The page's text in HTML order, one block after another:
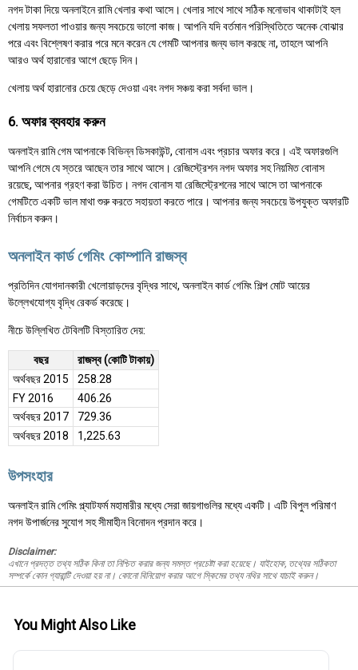
নগদ টাকা দিয়ে অনলাইনে রামি খেলার কথা আসে। খেলার সাথে সাথে সঠিক মনোভাব থাকাটাই হল
খেলায় সফলতা পাওয়ার জন্য সবচেয়ে ভালো কাজ। আপনি যদি বর্তমান পরিস্থিতিতে অনেক বোঝার
পরে এবং বিশ্লেষণ করার পরে মনে করেন যে গেমটি আপনার জন্য ভাল করছে না, তাহলে আপনি
আরও অর্থ হারানোর আগে ছেড়ে দিন।
খেলায় অর্থ হারানোর চেয়ে ছেড়ে দেওয়া এবং নগদ সঞ্চয় করা সর্বদা ভাল।
6. অফার ব্যবহার করুন
অনলাইন রামি গেম আপনাকে বিভিন্ন ডিসকাউন্ট, বোনাস এবং প্রচার অফার করে। এই অফারগুলি
আপনি গেমে যে স্তরে আছেন তার সাথে আসে। রেজিস্ট্রেশন নগদ অফার সহ নিয়মিত বোনাস
রয়েছে, আপনার গ্রহণ করা উচিত। নগদ বোনাস যা রেজিস্ট্রেশনের সাথে আসে তা আপনাকে
গেমটিতে একটি ভাল মাথা শুরু করতে সহায়তা করতে পারে। আপনার জন্য সবচেয়ে উপযুক্ত অফারটি
নির্বাচন করুন।
অনলাইন কার্ড গেমিং কোম্পানি রাজস্ব
প্রতিদিন যোগদানকারী খেলোয়াড়দের বৃদ্ধির সাথে, অনলাইন কার্ড গেমিং শিল্প মোট আয়ের
উল্লেখযোগ্য বৃদ্ধি রেকর্ড করেছে।
নীচে উল্লিখিত টেবিলটি বিস্তারিত দেয়:
বছর
রাজস্ব (কোটি টাকায়)
অর্থবছর 2015
258.28
FY 2016
406.26
অর্থবছর 2017
729.36
অর্থবছর 2018
1,225.63
উপসংহার
অনলাইন রামি গেমিং প্ল্যাটফর্ম মহামারীর মধ্যে সেরা জায়গাগুলির মধ্যে একটি। এটি বিপুল পরিমাণ
নগদ উপার্জনের সুযোগ সহ সীমাহীন বিনোদন প্রদান করে।
Disclaimer:
এখানে প্রদত্ত তথ্য সঠিক কিনা তা নিশ্চিত করার জন্য সমস্ত প্রচেষ্টা করা হয়েছে। যাইহোক, তথ্যের সঠিকতা
সম্পর্কে কোন গ্যারান্টি দেওয়া হয় না। কোনো বিনিয়োগ করার আগে স্কিমের তথ্য নথির সাথে যাচাই করুন।
You Might Also Like